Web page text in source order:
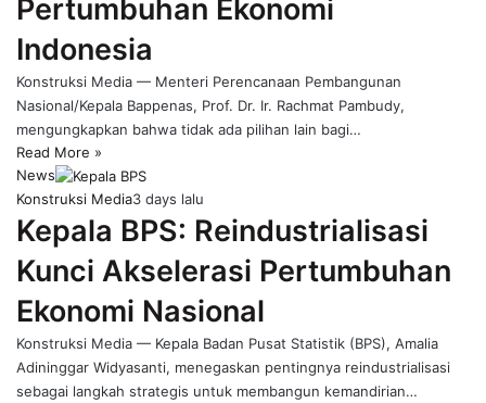
Pertumbuhan Ekonomi
Indonesia
Konstruksi Media — Menteri Perencanaan Pembangunan
Nasional/Kepala Bappenas, Prof. Dr. Ir. Rachmat Pambudy,
mengungkapkan bahwa tidak ada pilihan lain bagi…
Read More »
News
Konstruksi Media3 days lalu
Kepala BPS: Reindustrialisasi
Kunci Akselerasi Pertumbuhan
Ekonomi Nasional
Konstruksi Media — Kepala Badan Pusat Statistik (BPS), Amalia
Adininggar Widyasanti, menegaskan pentingnya reindustrialisasi
sebagai langkah strategis untuk membangun kemandirian…